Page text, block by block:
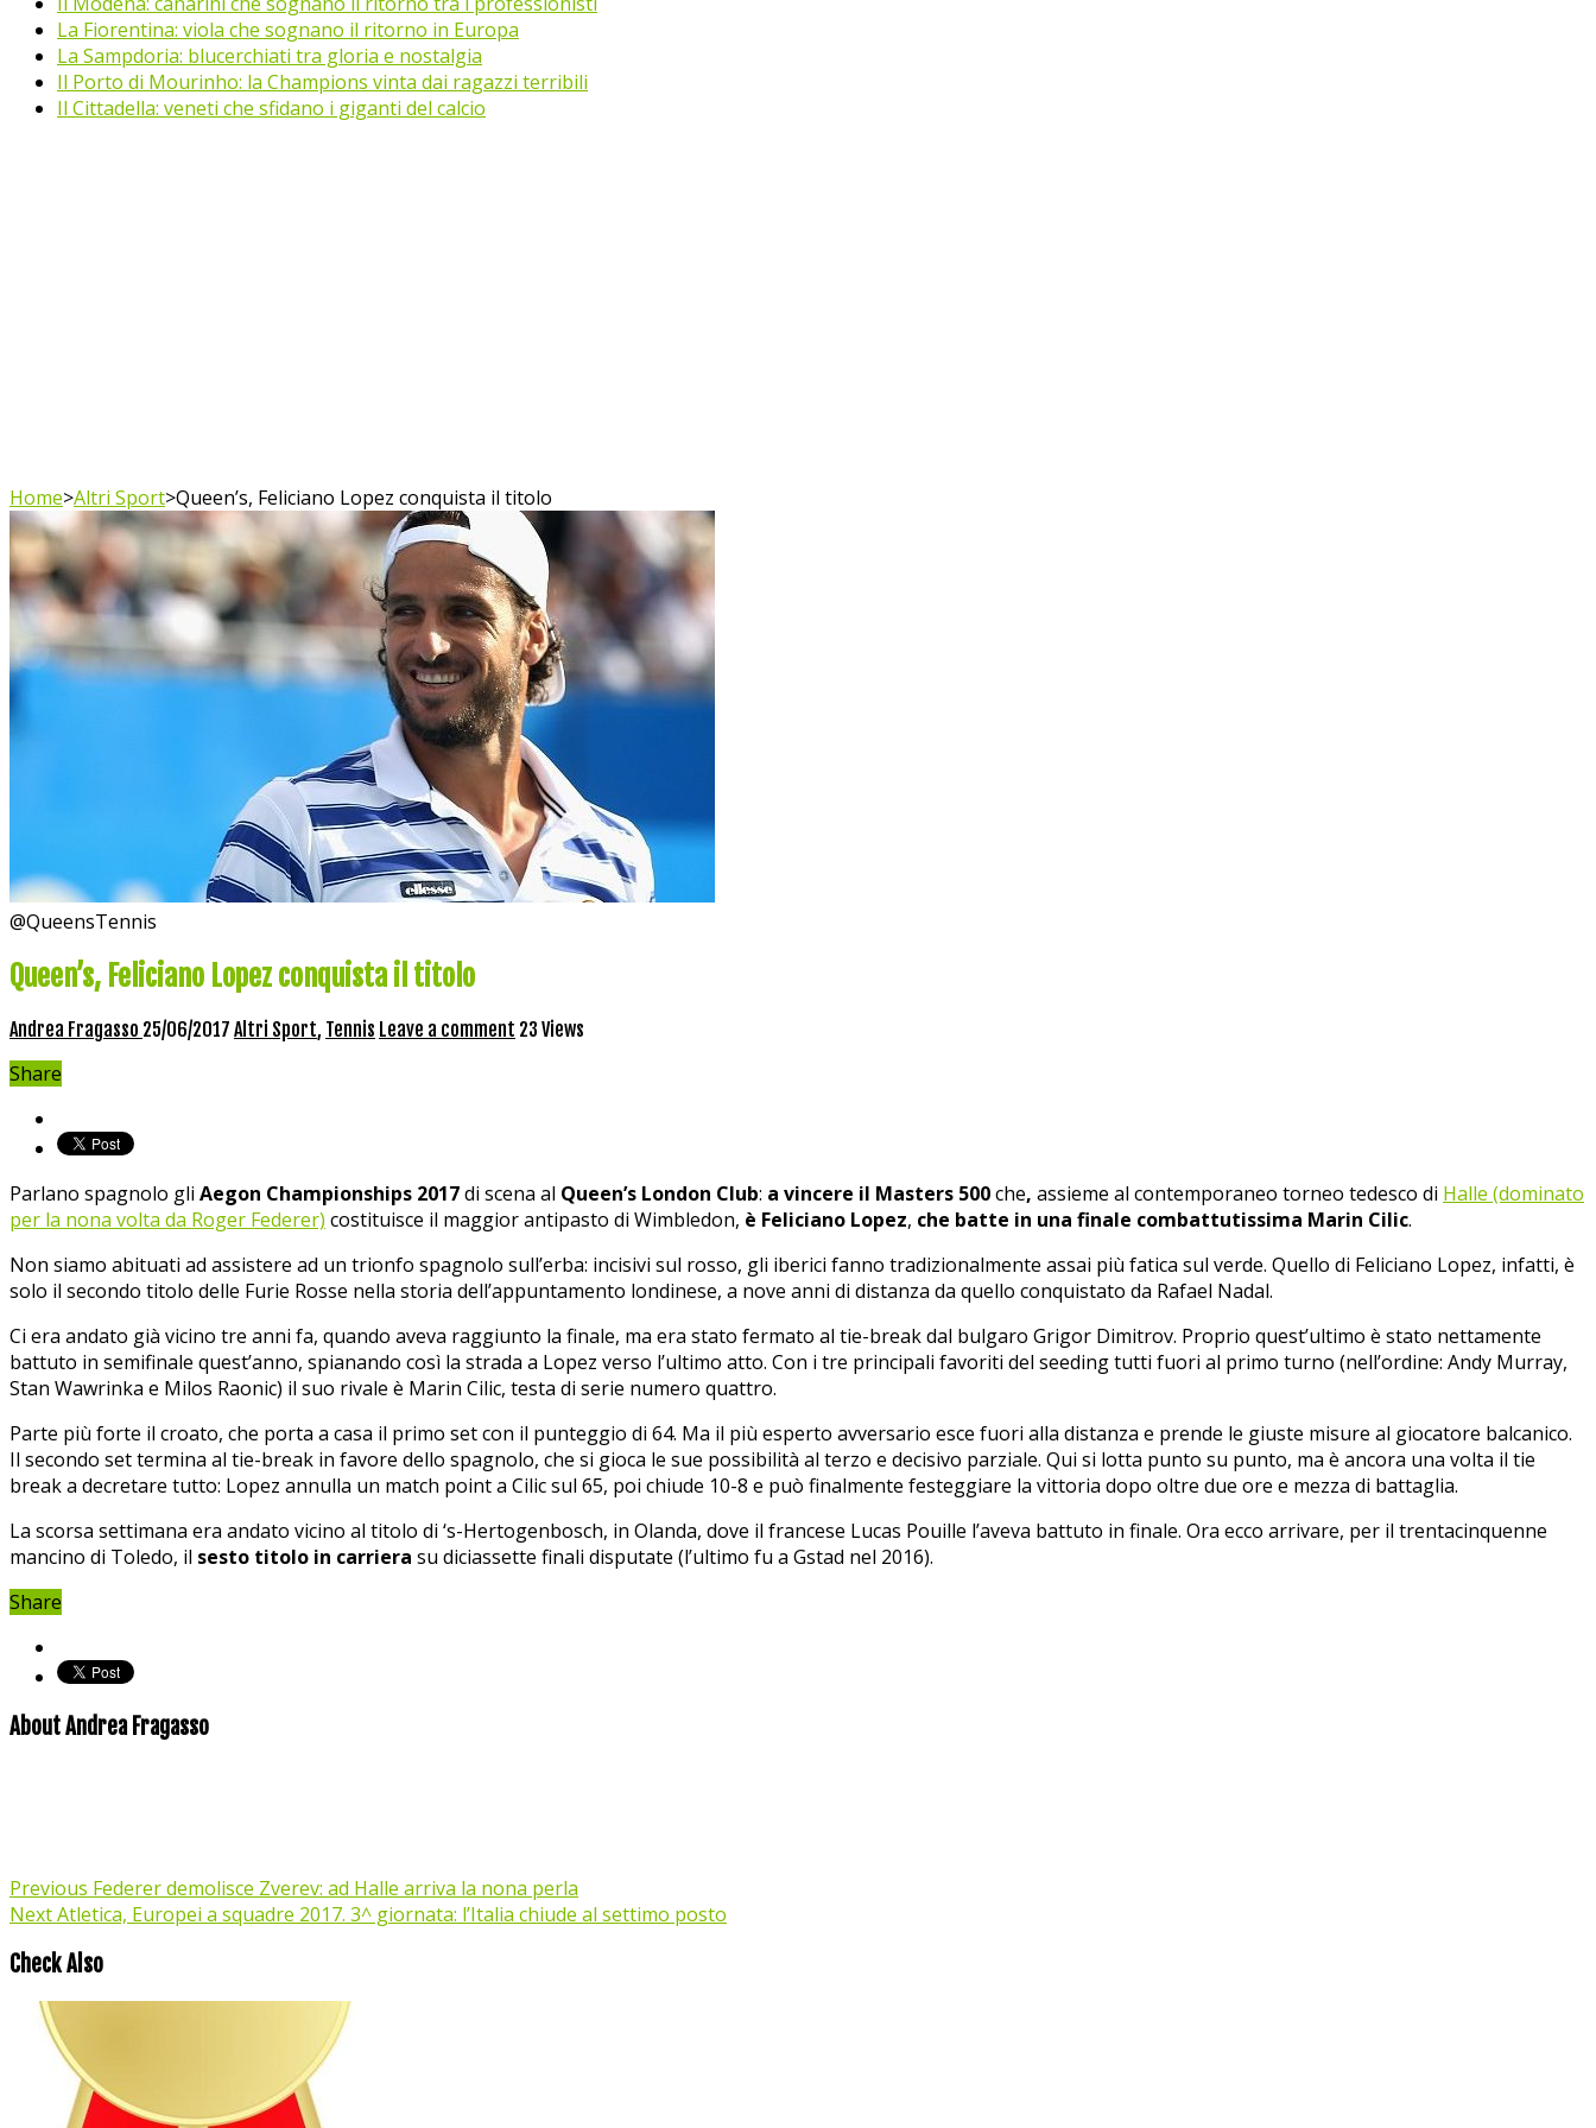
La Fiorentina: viola che sognano il ritorno in Europa
La Sampdoria: blucerchiati tra gloria e nostalgia
Il Porto di Mourinho: la Champions vinta dai ragazzi terribili
Il Cittadella: veneti che sfidano i giganti del calcio
Home>Altri Sport>Queen’s, Feliciano Lopez conquista il titolo
@QueensTennis
Queen’s, Feliciano Lopez conquista il titolo
Andrea Fragasso 25/06/2017 Altri Sport, Tennis Leave a comment 23 Views
Share
Parlano spagnolo gli Aegon Championships 2017di scena al Queen’s London Club: a vincere il Masters 500che, assieme al contemporaneo torneo tedesco di Halle (dominato
per la nona volta da Roger Federer) costituisce il maggior antipasto di Wimbledon, è Feliciano Lopez, che batte in una finale combattutissima Marin Cilic.
Non siamo abituati ad assistere ad un trionfo spagnolo sull’erba: incisivi sul rosso, gli iberici fanno tradizionalmente assai più fatica sul verde. Quello di Feliciano Lopez, infatti, è
solo il secondo titolo delle Furie Rosse nella storia dell’appuntamento londinese, a nove anni di distanza da quello conquistato da Rafael Nadal.
Ci era andato già vicino tre anni fa, quando aveva raggiunto la finale, ma era stato fermato al tie-break dal bulgaro Grigor Dimitrov. Proprio quest’ultimo è stato nettamente
battuto in semifinale quest’anno, spianando così la strada a Lopez verso l’ultimo atto. Con i tre principali favoriti del seeding tutti fuori al primo turno (nell’ordine: Andy Murray,
Stan Wawrinka e Milos Raonic) il suo rivale è Marin Cilic, testa di serie numero quattro.
Parte più forte il croato, che porta a casa il primo set con il punteggio di 64. Ma il più esperto avversario esce fuori alla distanza e prende le giuste misure al giocatore balcanico.
Il secondo set termina al tie-break in favore dello spagnolo, che si gioca le sue possibilità al terzo e decisivo parziale. Qui si lotta punto su punto, ma è ancora una volta il tie
break a decretare tutto: Lopez annulla un match point a Cilic sul 65, poi chiude 10-8 e può finalmente festeggiare la vittoria dopo oltre due ore e mezza di battaglia.
La scorsa settimana era andato vicino al titolo di ‘s-Hertogenbosch, in Olanda, dove il francese Lucas Pouille l’aveva battuto in finale. Ora ecco arrivare, per il trentacinquenne
mancino di Toledo, il sesto titolo in carriera su diciassette finali disputate (l’ultimo fu a Gstad nel 2016).
Share
About Andrea Fragasso
Previous Federer demolisce Zverev: ad Halle arriva la nona perla
NextAtletica, Europei a squadre 2017. 3^ giornata: l’Italia chiude al settimo posto
Check Also